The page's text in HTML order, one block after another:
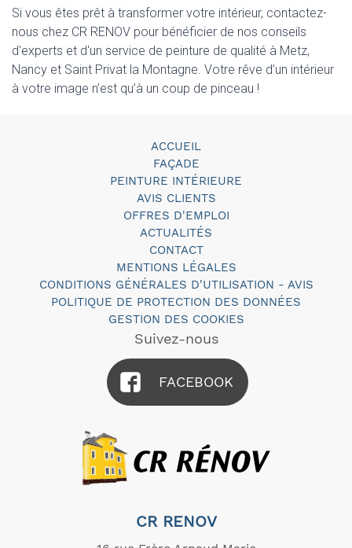
Si vous êtes prêt à transformer votre intérieur, contactez-
nous chez CR RENOV pour bénéficier de nos conseils
d'experts et d'un service de peinture de qualité à Metz,
Nancy et Saint Privat la Montagne. Votre rêve d’un intérieur
à votre image n’est qu’à un coup de pinceau !
ACCUEIL
FAÇADE
PEINTURE INTÉRIEURE
AVIS CLIENTS
OFFRES D'EMPLOI
ACTUALITÉS
CONTACT
MENTIONS LÉGALES
CONDITIONS GÉNÉRALES D'UTILISATION - AVIS
POLITIQUE DE PROTECTION DES DONNÉES
GESTION DES COOKIES
Suivez-nous
FACEBOOK
CR RENOV